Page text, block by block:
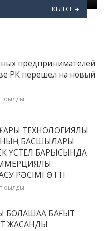
КЕЛЕСІ
предпринимателей
РК перешел на новый
оқылды
ТЕХНОЛОГИЯЛЫҚ
БАСШЫЛАРЫ
ҮСТЕЛ БАРЫСЫНДА
РӘСІМІ ӨТТІ
оқылды
БОЛАШАҚҚА БАҒЫТ
ЖАСАНДЫ